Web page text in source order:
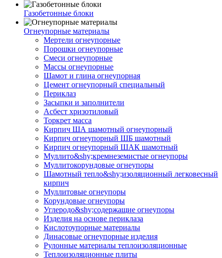
Газобетонные блоки
Огнеупорные материалы
Мертели огнеупорные
Порошки огнеупорные
Смеси огнеупорные
Массы огнеупорные
Шамот и глина огнеупорная
Цемент огнеупорный специальный
Периклаз
Засыпки и заполнители
Асбест хризотиловый
Торкрет масса
Кирпич ША шамотный огнеупорный
Кирпич огнеупорный ШБ шамотный
Кирпич огнеупорный ШАК шамотный
Муллито&shy;­кремнеземистые огнеупоры
Муллито­корундовые огнеупоры
Шамотный тепло&shy;изоляционный легковесный
кирпич
Муллитовые огнеупоры
Корундовые огнеупоры
Углеродо&shy;содержащие огнеупоры
Изделия на основе периклаза
Кислотоупорные материалы
Динасовые огнеупорные изделия
Рулонные материалы теплоизоляционные
Тепло­изоляционные плиты